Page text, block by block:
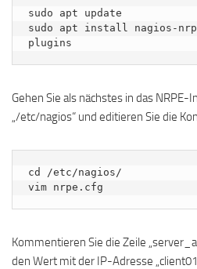
sudo apt update
sudo apt install nagios-
plugins
Gehen Sie als nächstes in das
„/etc/nagios“ und editieren Sie die
cd /etc/nagios/
vim nrpe.cfg
Kommentieren Sie die Zeile
den Wert mit der IP-Adresse